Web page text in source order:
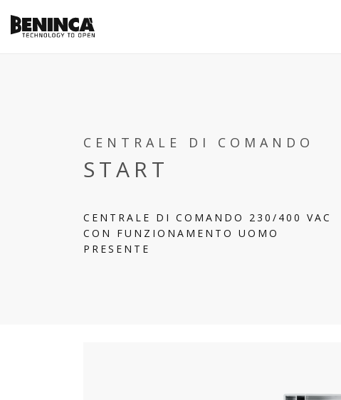
CENTRALE DI COMANDO
START
CENTRALE DI COMANDO 230/400 VAC
CON FUNZIONAMENTO UOMO
PRESENTE